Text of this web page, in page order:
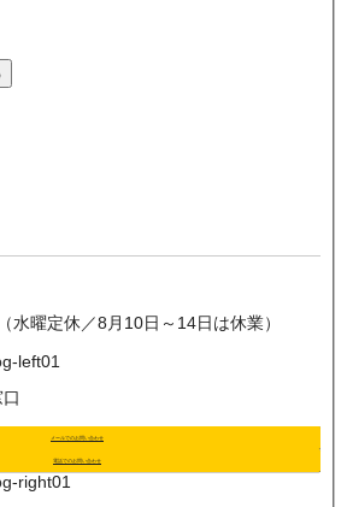
水曜定休／8月10日～14日は休業）
メールでのお問い合わせ
電話でのお問い合わせ